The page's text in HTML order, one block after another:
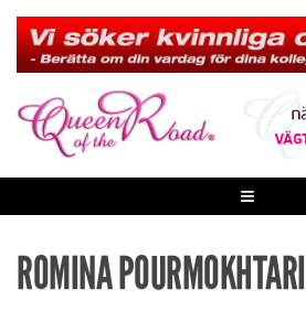
content
≡
ROMINA POURMOKHTARI